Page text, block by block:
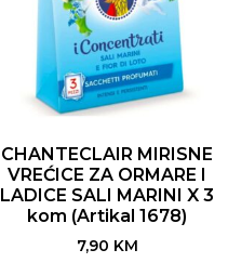
CHANTECLAIR MIRISNE
VREĆICE ZA ORMARE I
LADICE SALI MARINI X 3
kom (Artikal 1678)
7,90 KM